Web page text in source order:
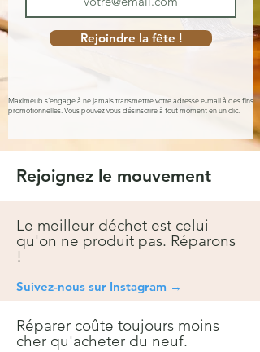
Rejoindre la fête !
Maximeub s'engage à ne jamais transmettre votre adresse e-mail à des fins
promotionnelles. Vous pouvez vous désinscrire à tout moment en un clic.
Rejoignez le mouvement
Le meilleur déchet est celui
qu'on ne produit pas. Réparons
!
Suivez-nous sur Instagram →
Réparer coûte toujours moins
cher qu'acheter du neuf.